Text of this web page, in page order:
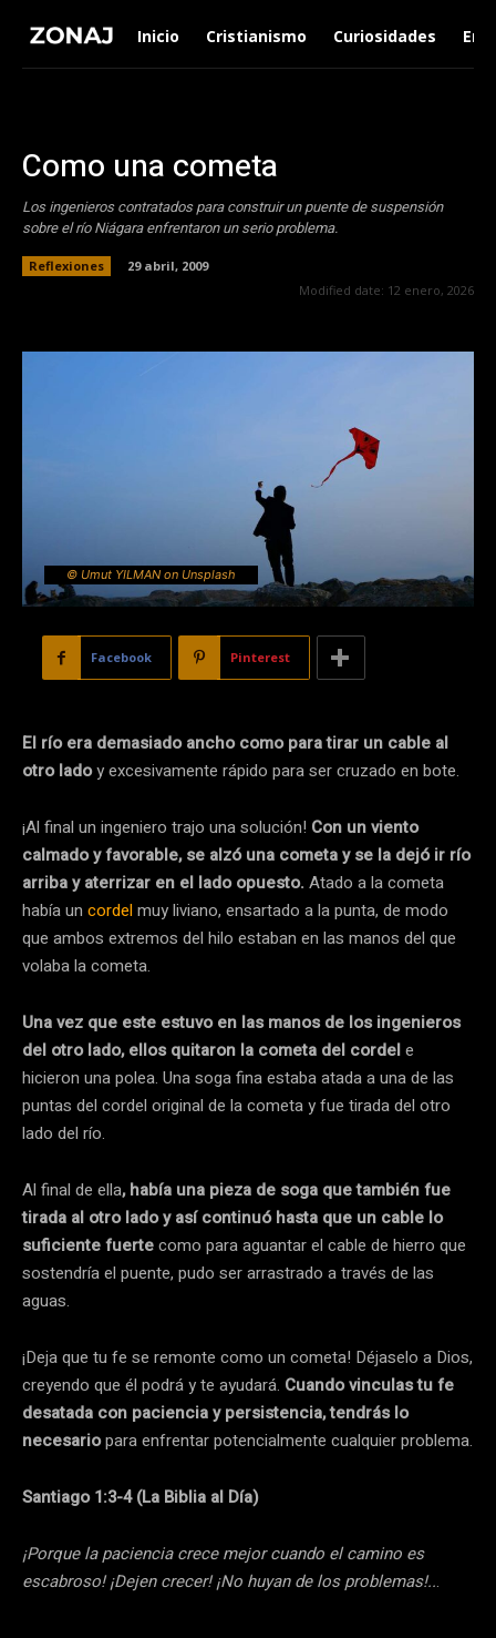
Inicio Cristianismo Curiosidades
Como una cometa
Los ingenieros contratados para construir un puente de suspensión
sobre el río Niágara enfrentaron un serio problema.
Reflexiones
29 abril, 2009
Modified date: 12 enero, 2026
© Umut YILMAN on Unsplash
Facebook Pinterest
El río era demasiado ancho como para tirar un cable al
otro ladoy excesivamente rápido para ser cruzado en bote.
¡Al final un ingeniero trajo una solución! Con un viento
calmado y favorable, se alzó una cometa y se la dejó ir río
arriba y aterrizar en el lado opuesto. Atado a la cometa
había un cordelmuy liviano, ensartado a la punta, de modo
que ambos extremos del hilo estaban en las manos del que
volaba la cometa.
Una vez que este estuvo en las manos de los ingenieros
del otro lado, ellos quitaron la cometa del cordele
hicieron una polea. Una soga fina estaba atada a una de las
puntas del cordel original de la cometa y fue tirada del otro
lado del río.
Al final de ella, había una pieza de soga que también fue
tirada al otro lado y así continuó hasta que un cable lo
suficiente fuertecomo para aguantar el cable de hierro que
sostendría el puente, pudo ser arrastrado a través de las
aguas.
¡Deja que tu fe se remonte como un cometa! Déjaselo a Dios,
creyendo que él podrá y te ayudará. Cuando vinculas tu fe
desatada con paciencia y persistencia, tendrás lo
necesariopara enfrentar potencialmente cualquier problema.
Santiago 1:3-4 (La Biblia al Día)
¡Porque la paciencia crece mejor cuando el camino es
escabroso! ¡Dejen crecer! ¡No huyan de los problemas!...